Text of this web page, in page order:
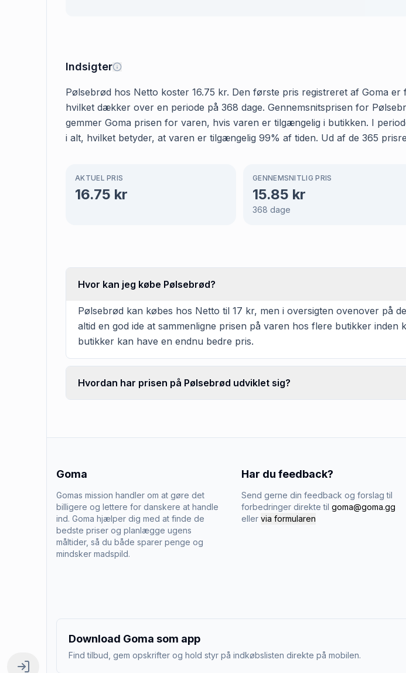
Indsigter
Pølsebrød hos Netto koster 16.75 kr. Den første pris registreret af Goma
hvilket dækker over en periode på 368 dage. Gennemsnitsprisen for
gemmer Goma prisen for varen, hvis varen er tilgængelig i butikken. I
i alt, hvilket betyder, at varen er tilgængelig 99% af tiden. Ud af de 365
AKTUEL PRIS
16.75 kr
GENNEMSNITLIG PRIS
15.85 kr
368 dage
Hvor kan jeg købe Pølsebrød?
Pølsebrød kan købes hos Netto til 17 kr, men i oversigten ovenover på
altid en god ide at sammenligne prisen på varen hos flere butikker
butikker kan have en endnu bedre pris.
Hvordan har prisen på Pølsebrød udviklet sig?
Goma
Gomas mission handler om at gøre det
billigere og lettere for danskere at handle
ind. Goma hjælper dig med at finde de
bedste priser og planlægge ugens
måltider, så du både sparer penge og
mindsker madspild.
Har du feedback?
Send gerne din feedback og forslag til
forbedringer direkte til goma@goma.gg
eller via formularen
Download Goma som app
Find tilbud, gem opskrifter og hold styr på indkøbslisten direkte på mobilen.